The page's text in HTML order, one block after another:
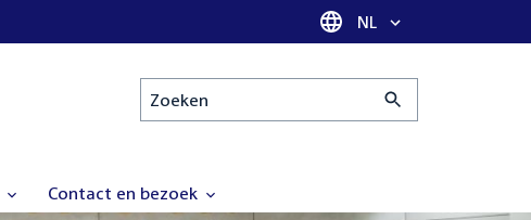
Taal selectie
NL
Zoeken
Contact en bezoek